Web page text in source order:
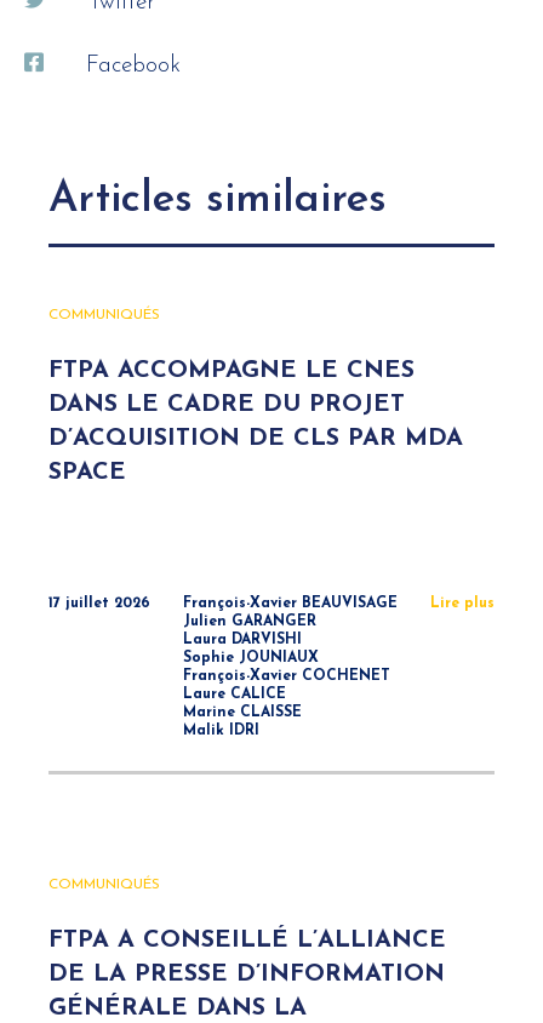
Facebook
Articles similaires
COMMUNIQUÉS
FTPA ACCOMPAGNE LE CNES
DANS LE CADRE DU PROJET
D’ACQUISITION DE CLS PAR MDA
SPACE
17 juillet 2026
François-Xavier BEAUVISAGE
Julien GARANGER
Laura DARVISHI
Sophie JOUNIAUX
François-Xavier COCHENET
Laure CALICE
Marine CLAISSE
Malik IDRI
Lire plus
COMMUNIQUÉS
FTPA A CONSEILLÉ L’ALLIANCE
DE LA PRESSE D’INFORMATION
GÉNÉRALE DANS LA